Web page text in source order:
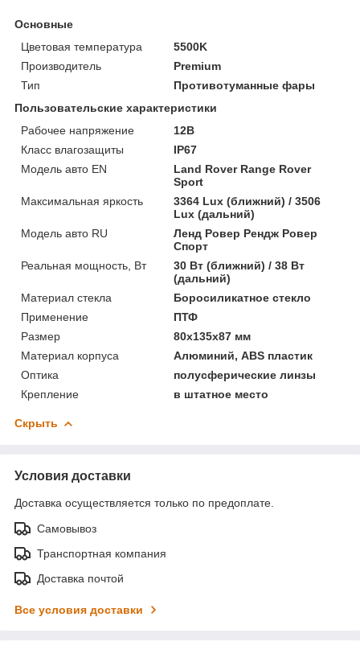
Основные
Цветовая температура
5500K
Производитель
Premium
Тип
Противотуманные фары
Пользовательские характеристики
Рабочее напряжение
12В
Класс влагозащиты
IP67
Модель авто EN
Land Rover Range Rover
Sport
Максимальная яркость
3364 Lux (ближний) / 3506
Lux (дальний)
Модель авто RU
Ленд Ровер Рендж Ровер
Спорт
Реальная мощность, Вт
30 Вт (ближний) / 38 Вт
(дальний)
Материал стекла
Боросиликатное стекло
Применение
ПТФ
Размер
80x135x87 мм
Материал корпуса
Алюминий, ABS пластик
Оптика
полусферические линзы
Крепление
в штатное место
Скрыть
Условия доставки
Доставка осуществляется только по предоплате.
Самовывоз
Транспортная компания
Доставка почтой
Все условия доставки